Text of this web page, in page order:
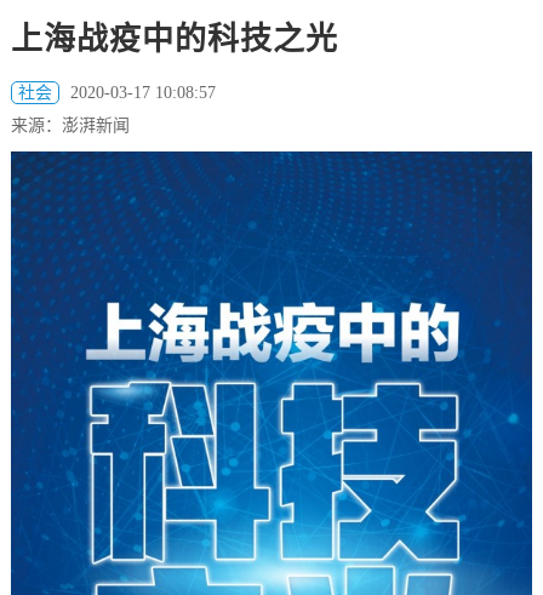
上海战疫中的科技之光
社会
2020-03-17 10:08:57
来源：澎湃新闻